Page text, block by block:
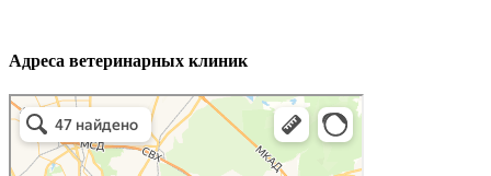
Адреса ветеринарных клиник